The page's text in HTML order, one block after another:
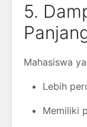
5.
Mahasiswa
Lebih
Memiliki